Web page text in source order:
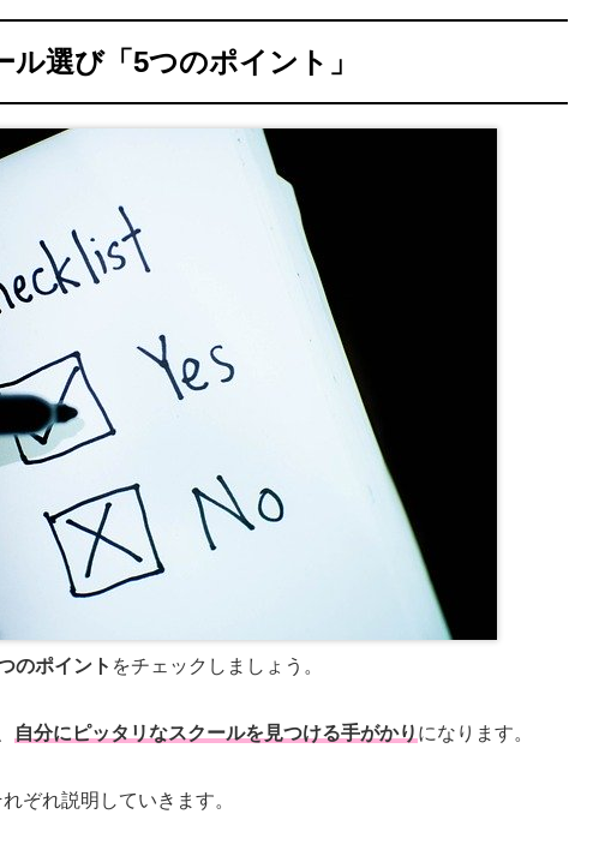
選び「5つのポイント」
のポイント をチェックしましょう。
自分にピッタリなスクールを見つける手がかり になります。
ぞれ説明していきます。